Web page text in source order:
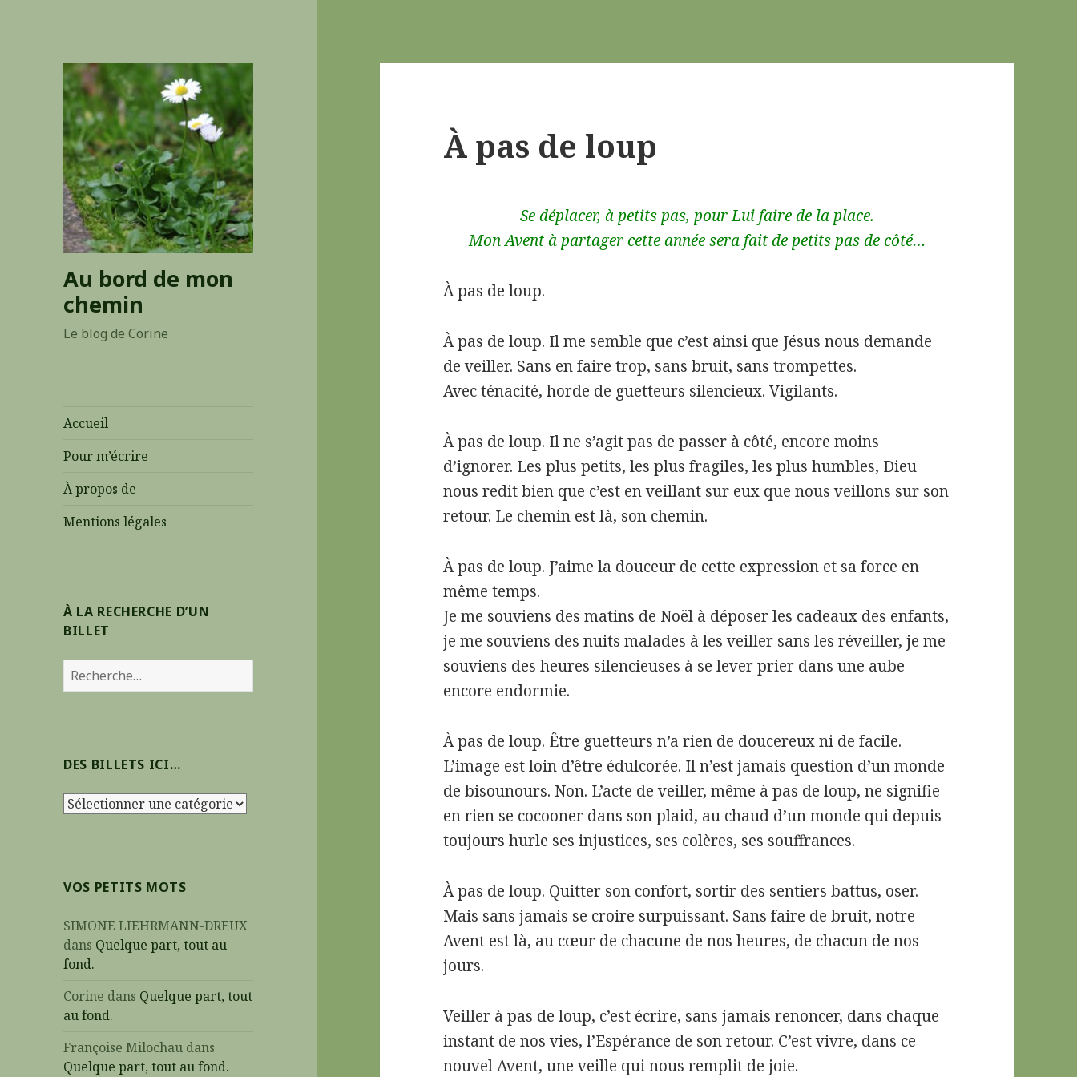
Au bord de mon
chemin
Le blog de Corine
Accueil
Pour m’écrire
À propos de
Mentions légales
À LA RECHERCHE D’UN
BILLET
R
e
r
h
:
DES BILLETS ICI…
D
i
l
e
t
i
c
…
VOS PETITS MOTS
SIMONE LIEHRMANN-DREUX
dans Quelque part, tout au
fond.
Corine dans Quelque part, tout
au fond.
Françoise Milochau dans
Quelque part, tout au fond.
À pas de loup
Se déplacer, à petits pas, pour Lui faire de la place.
Mon Avent à partager cette année sera fait de petits pas de côté…
À pas de loup.
À pas de loup. Il me semble que c’est ainsi que Jésus nous demande
de veiller. Sans en faire trop, sans bruit, sans trompettes.
Avec ténacité, horde de guetteurs silencieux. Vigilants.
À pas de loup. Il ne s’agit pas de passer à côté, encore moins
d’ignorer. Les plus petits, les plus fragiles, les plus humbles, Dieu
nous redit bien que c’est en veillant sur eux que nous veillons sur son
retour. Le chemin est là, son chemin.
À pas de loup. J’aime la douceur de cette expression et sa force en
même temps.
Je me souviens des matins de Noël à déposer les cadeaux des enfants,
je me souviens des nuits malades à les veiller sans les réveiller, je me
souviens des heures silencieuses à se lever prier dans une aube
encore endormie.
À pas de loup. Être guetteurs n’a rien de doucereux ni de facile.
L’image est loin d’être édulcorée. Il n’est jamais question d’un monde
de bisounours. Non. L’acte de veiller, même à pas de loup, ne signifie
en rien se cocooner dans son plaid, au chaud d’un monde qui depuis
toujours hurle ses injustices, ses colères, ses souffrances.
À pas de loup. Quitter son confort, sortir des sentiers battus, oser.
Mais sans jamais se croire surpuissant. Sans faire de bruit, notre
Avent est là, au cœur de chacune de nos heures, de chacun de nos
jours.
Veiller à pas de loup, c’est écrire, sans jamais renoncer, dans chaque
instant de nos vies, l’Espérance de son retour. C’est vivre, dans ce
nouvel Avent, une veille qui nous remplit de joie.